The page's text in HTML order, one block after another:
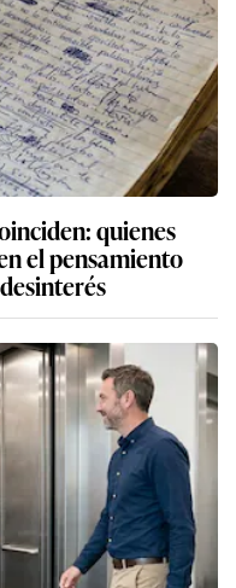
quienes
el pensamiento